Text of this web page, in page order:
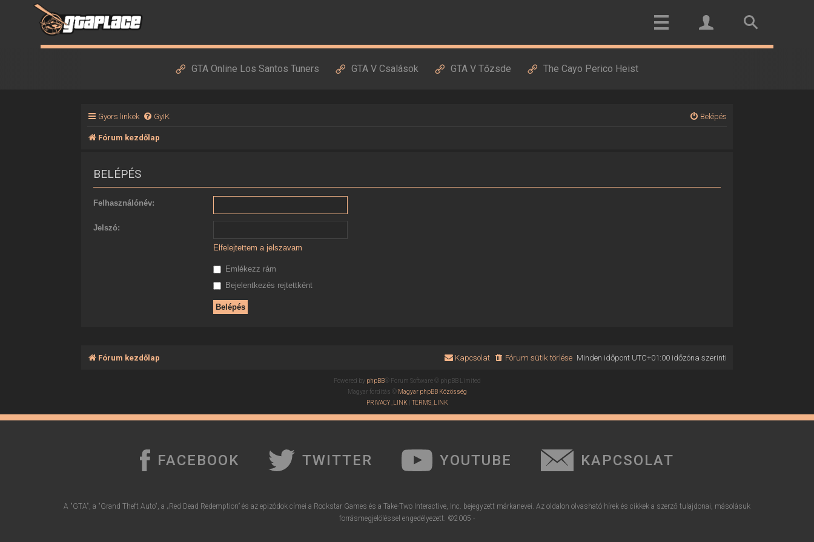
GTA Online Los Santos Tuners GTA V Csalások GTA V Tőzsde The Cayo Perico Heist
Gyors linkek GyIK Belépés
Fórum kezdőlap
BELÉPÉS
Felhasználónév:
Jelszó:
Elfelejtettem a jelszavam
Emlékezz rám
Bejelentkezés rejtettként
Fórum kezdőlap Minden időpont UTC+01:00időzóna szerinti
Fórum sütik törlése
Kapcsolat
Powered by phpBB® Forum Software © phpBB Limited
Magyar fordítás © Magyar phpBB Közösség
PRIVACY_LINK |TERMS_LINK
FACEBOOK TWITTER YOUTUBE KAPCSOLAT
A "GTA", a "Grand Theft Auto", a „Red Dead Redemption” és az epizódok címei a Rockstar Games és a Take-Two Interactive, Inc. bejegyzett márkanevei. Az oldalon olvasható hírek és cikkek a szerző tulajdonai, másolásuk
forrásmegjelöléssel engedélyezett. ©2005 -